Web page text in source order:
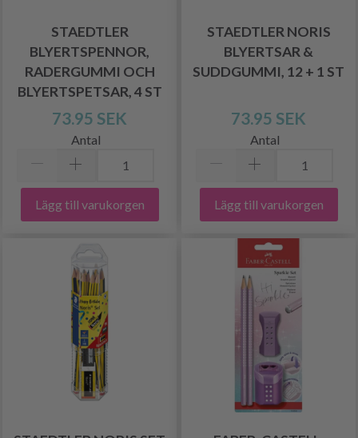
STAEDTLER
BLYERTSPENNOR,
RADERGUMMI OCH
BLYERTSPETSAR, 4 ST
73.95 SEK
Antal
Lägg till varukorgen
STAEDTLER NORIS
BLYERTSAR &
SUDDGUMMI, 12 + 1 ST
73.95 SEK
Antal
Lägg till varukorgen